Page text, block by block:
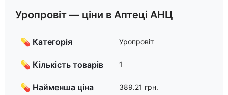
Уропровіт — ціни в Аптеці АНЦ
💊 Категорія Уропровіт
💊 Кількість товарів 1
💊 Найменша ціна 389.21 грн.